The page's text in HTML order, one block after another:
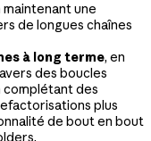
maintenant une
de longues chaînes
à long terme, en
des boucles
complétant des
plus
de bout en bout